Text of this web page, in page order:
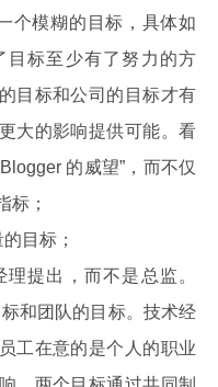
个模糊的目标，具体如
目标至少有了努力的方
目标和公司的目标才有
大的影响提供可能。看
的威望”，而不仅
标；
目标；
提出，而不是总监。
和团队的目标。技术经
工在意的是个人的职业